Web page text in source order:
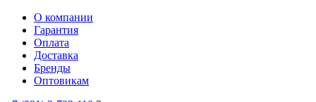
О компании
Гарантия
Оплата
Доставка
Бренды
Оптовикам